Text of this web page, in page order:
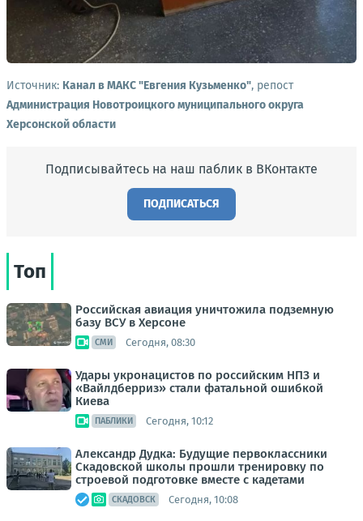
Источник: Канал в МАКС "Евгения Кузьменко", репост
Администрация Новотроицкого муниципального округа
Херсонской области
Подписывайтесь на наш паблик в ВКонтакте
ПОДПИСАТЬСЯ
Топ
Российская авиация уничтожила подземную
базу ВСУ в Херсоне
СМИ Сегодня, 08:30
Удары укронацистов по российским НПЗ и
«Вайлдберриз» стали фатальной ошибкой
Киева
ПАБЛИКИ Сегодня, 10:12
Александр Дудка: Будущие первоклассники
Скадовской школы прошли тренировку по
строевой подготовке вместе с кадетами
СКАДОВСК Сегодня, 10:08